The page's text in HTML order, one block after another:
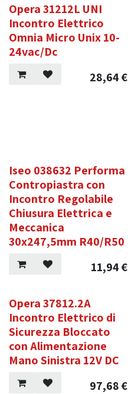
Opera 31212L UNI
Incontro Elettrico
Omnia Micro Unix 10-
24vac/Dc
28,64€
Iseo 038632 Performa
Contropiastra con
Incontro Regolabile
Chiusura Elettrica e
Meccanica
30x247,5mm R40/R50
11,94€
Opera 37812.2A
Incontro Elettrico di
Sicurezza Bloccato
con Alimentazione
Mano Sinistra 12V DC
97,68€